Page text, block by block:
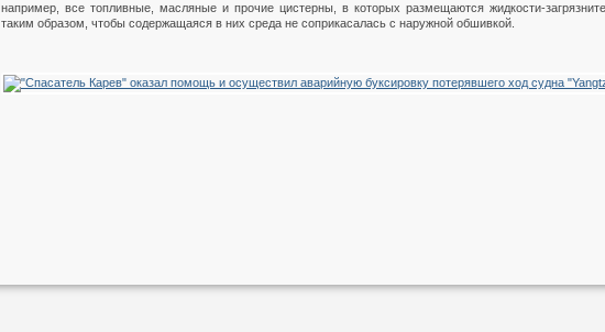
например, все топливные, масляные и прочие цистерны, в которых размещаются жидкости-
таким образом, чтобы содержащаяся в них среда не соприкасалась с наружной обшивкой.